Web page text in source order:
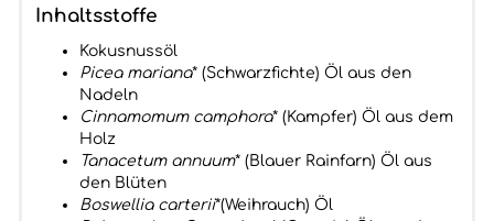
Inhaltsstoffe
Kokusnussöl
Picea mariana* (Schwarzfichte) Öl aus den
Nadeln
Cinnamomum camphora* (Kampfer) Öl aus dem
Holz
Tanacetum annuum* (Blauer Rainfarn) Öl aus
den Blüten
Boswellia carterii*(Weihrauch) Öl